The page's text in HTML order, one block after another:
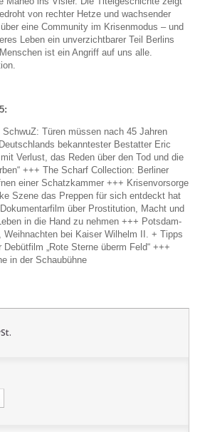
von rechter Hetze und wachsender
eine Community im Krisenmodus – und
Leben ein unverzichtbarer Teil Berlins
ist ein Angriff auf uns alle.
Türen müssen nach 45 Jahren
bekanntester Bestatter Eric
Verlust, das Reden über den Tod und die
+++ The Scharf Collection: Berliner
einer Schatzkammer +++ Krisenvorsorge
Szene das Preppen für sich entdeckt hat
über Prostitution, Macht und
in die Hand zu nehmen +++ Potsdam-
bei Kaiser Wilhelm II. + Tipps
„Rote Sterne überm Feld“ +++
in der Schaubühne